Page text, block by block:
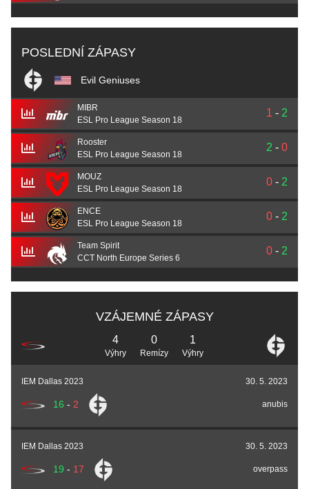
POSLEDNÍ ZÁPASY
Evil Geniuses
MIBR
ESL Pro League Season 18
1 - 2
Rooster
ESL Pro League Season 18
2 - 0
MOUZ
ESL Pro League Season 18
0 - 2
ENCE
ESL Pro League Season 18
0 - 2
Team Spirit
CCT North Europe Series 6
0 - 2
VZÁJEMNÉ ZÁPASY
4
Výhry
0
Remízy
1
Výhry
IEM Dallas 2023 30. 5. 2023
16 - 2 anubis
IEM Dallas 2023 30. 5. 2023
19 - 17 overpass